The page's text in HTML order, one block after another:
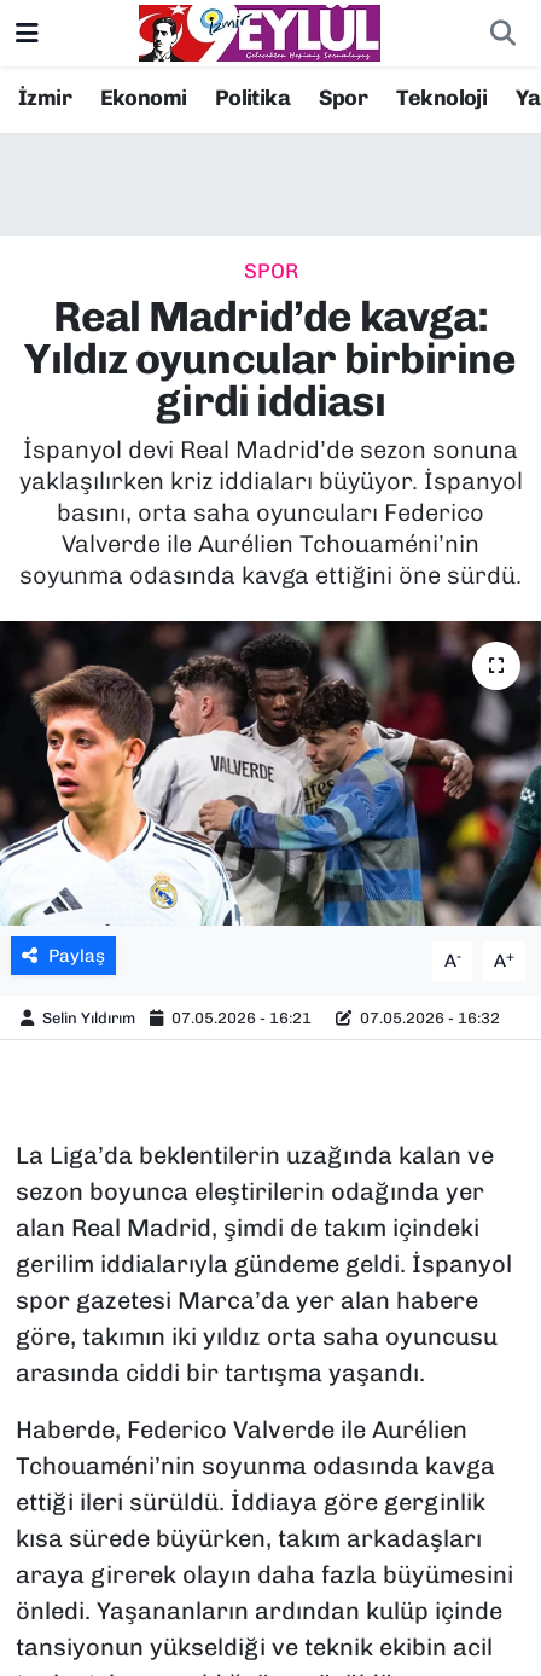
İzmir Ekonomi Politika Spor Teknoloji
SPOR
Real Madrid’de kavga:
Yıldız oyuncular birbirine
girdi iddiası
İspanyol devi Real Madrid’de sezon sonuna
yaklaşılırken kriz iddiaları büyüyor. İspanyol
basını, orta saha oyuncuları Federico
Valverde ile Aurélien Tchouaméni’nin
soyunma odasında kavga ettiğini öne sürdü.
Paylaş A- A+
Selin Yıldırım 07.05.2026 - 16:21 07.05.2026 - 16:32
La Liga’da beklentilerin uzağında kalan ve
sezon boyunca eleştirilerin odağında yer
alan Real Madrid, şimdi de takım içindeki
gerilim iddialarıyla gündeme geldi. İspanyol
spor gazetesi Marca’da yer alan habere
göre, takımın iki yıldız orta saha oyuncusu
arasında ciddi bir tartışma yaşandı.
Haberde, Federico Valverde ile Aurélien
Tchouaméni’nin soyunma odasında kavga
ettiği ileri sürüldü. İddiaya göre gerginlik
kısa sürede büyürken, takım arkadaşları
araya girerek olayın daha fazla büyümesini
önledi. Yaşananların ardından kulüp içinde
tansiyonun yükseldiği ve teknik ekibin acil
Resmi İlanlar
EKONOMİ
KÜLTÜR SANAT
MAGAZİN
POLİTİKA
SAĞLIK
SPOR
TEKNOLOJİ
YAŞAM
YEREL YÖNETİMLER
Konak Nöbetçi Eczaneler
Süper Lig Puan Durumu ve Fikstür
Tüm Manşetler
Son Dakika Haberleri
Haber Arşivi